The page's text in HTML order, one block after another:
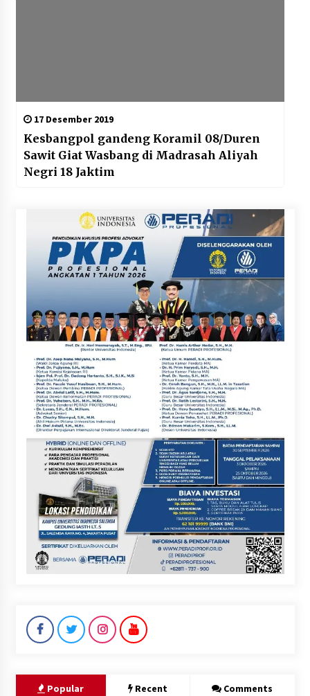
17 Desember 2019
Kesbangpol gandeng Koramil 08/Duren
Sawit Giat Wasbang di Madrasah Aliyah
Negri 18 Jaktim
Popular Recent Comments